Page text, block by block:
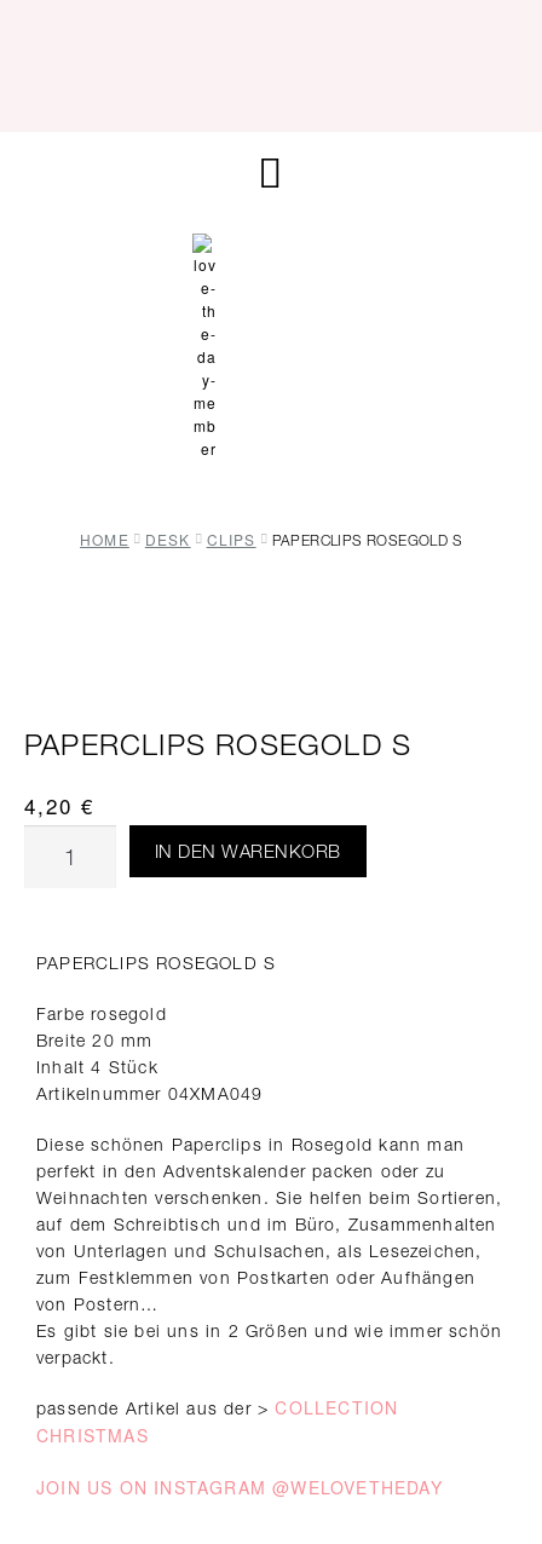
HOME DESK CLIPS PAPERCLIPS ROSEGOLD S
PAPERCLIPS ROSEGOLD S
4,20 €
IN DEN WARENKORB
PAPERCLIPS ROSEGOLD S
Farbe rosegold
Breite 20 mm
Inhalt 4 Stück
Artikelnummer 04XMA049
Diese schönen Paperclips in Rosegold kann man
perfekt in den Adventskalender packen oder zu
Weihnachten verschenken. Sie helfen beim Sortieren,
auf dem Schreibtisch und im Büro, Zusammenhalten
von Unterlagen und Schulsachen, als Lesezeichen,
zum Festklemmen von Postkarten oder Aufhängen
von Postern…
Es gibt sie bei uns in 2 Größen und wie immer schön
verpackt.
passende Artikel aus der >COLLECTION
CHRISTMAS
JOIN US ON INSTAGRAM @WELOVETHEDAY